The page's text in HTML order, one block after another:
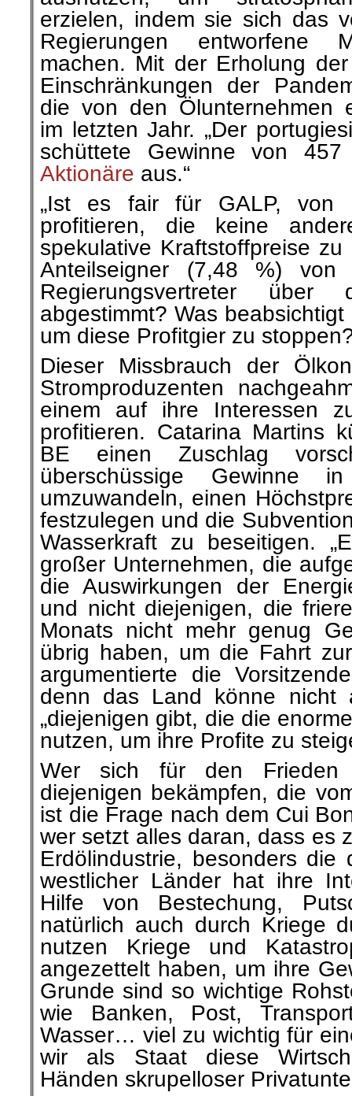
erzielen, indem sie sich das
Regierungen entworfene
machen. Mit der Erholung
Einschränkungen der
die von den Ölunternehmen
im letzten Jahr. „Der
schüttete Gewinne von
Aktionäre aus.“
„Ist es fair für GALP, von
profitieren, die keine
spekulative Kraftstoffpreise
Anteilseigner (7,48 %)
Regierungsvertreter über
abgestimmt? Was
um diese Profitgier zu
Dieser Missbrauch der
Stromproduzenten
einem auf ihre Interessen
profitieren. Catarina Martins
BE einen Zuschlag
überschüssige Gewinne
umzuwandeln, einen
festzulegen und die
Wasserkraft zu beseitigen.
großer Unternehmen, die
die Auswirkungen der
und nicht diejenigen, die
Monats nicht mehr genug
übrig haben, um die Fahrt
argumentierte die
denn das Land könne nicht
„diejenigen gibt, die die
nutzen, um ihre Profite zu
Wer sich für den Frieden
diejenigen bekämpfen, die
ist die Frage nach dem Cui
wer setzt alles daran, dass es
Erdölindustrie, besonders die
westlicher Länder hat ihre
Hilfe von Bestechung,
natürlich auch durch Kriege
nutzen Kriege und
angezettelt haben, um ihre
Grunde sind so wichtige
wie Banken, Post,
Wasser… viel zu wichtig für
wir als Staat diese
Händen skrupelloser